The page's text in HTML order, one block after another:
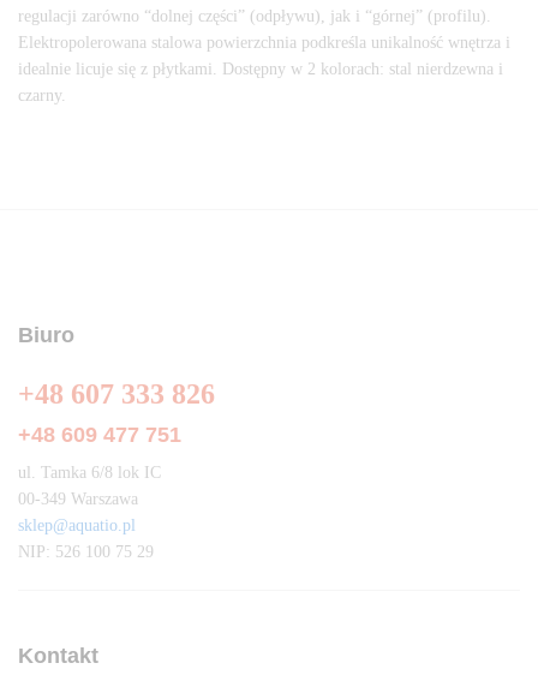
regulacji zarówno “dolnej części” (odpływu), jak i “górnej” (profilu).
Elektropolerowana stalowa powierzchnia podkreśla unikalność wnętrza i
idealnie licuje się z płytkami. Dostępny w 2 kolorach: stal nierdzewna i
czarny.
Biuro
+48 607 333 826
+48 609 477 751
ul. Tamka 6/8 lok IC
00-349 Warszawa
sklep@aquatio.pl
NIP: 526 100 75 29
Kontakt